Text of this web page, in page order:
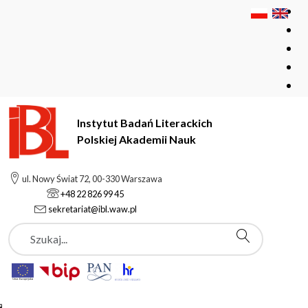
Instytut Badań Literackich
Polskiej Akademii Nauk
ul. Nowy Świat 72, 00-330 Warszawa
+48 22 826 99 45
sekretariat@ibl.waw.pl
Szukaj
Instytut Badań Literackich Polskiej Akademii Nauk
Pracownicy
Michałowska Teresa
Michałowska Teresa